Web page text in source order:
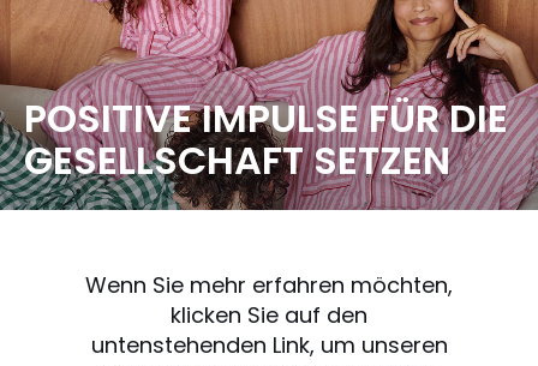
POSITIVE IMPULSE FÜR DIE
GESELLSCHAFT SETZEN
Wenn Sie mehr erfahren möchten,
klicken Sie auf den
untenstehenden Link, um unseren